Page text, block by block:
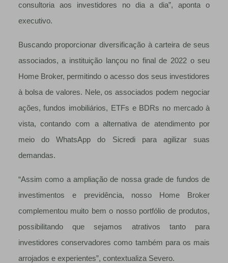
consultoria aos investidores no dia a dia”, aponta o
executivo.
Buscando proporcionar diversificação à carteira de seus
associados, a instituição lançou no final de 2022 o seu
Home Broker, permitindo o acesso dos seus investidores
à bolsa de valores. Nele, os associados podem negociar
ações, fundos imobiliários, ETFs e BDRs no mercado à
vista, contando com a alternativa de atendimento por
meio do WhatsApp do Sicredi para agilizar suas
demandas.
“Assim como a ampliação de nossa grade de fundos de
investimentos e previdência, nosso Home Broker
complementou muito bem o nosso portfólio de produtos,
possibilitando que sejamos atrativos tanto para
investidores conservadores como também para os mais
arrojados e experientes”, contextualiza Severo.